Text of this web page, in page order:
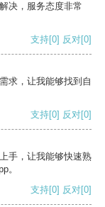
决，服务态度非常
支持[0] 反对[0]
求，让我能够找到自
支持[0] 反对[0]
手，让我能够快速熟
。
支持[0] 反对[0]